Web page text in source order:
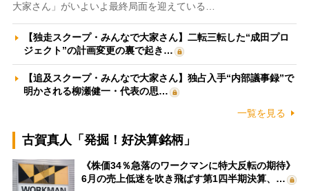
大家さん」がいよいよ最終局面を迎えている…
【独走スクープ・みんなで大家さん】二転三転した“成田プロ
ジェクト”の計画変更の裏で起き…
【追及スクープ・みんなで大家さん】独占入手“内部議事録”で
明かされる柳瀬健一・代表の思…
一覧を見る
古賀真人「発掘！好決算銘柄」
《株価34％急落のワークマンに特大反転の期待》
6月の売上低迷を吹き飛ばす第1四半期決算、…